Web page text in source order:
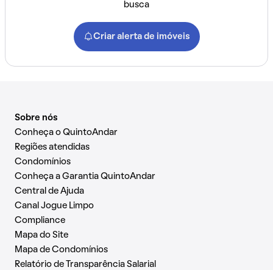
busca
Criar alerta de imóveis
Sobre nós
Conheça o QuintoAndar
Regiões atendidas
Condomínios
Conheça a Garantia QuintoAndar
Central de Ajuda
Canal Jogue Limpo
Compliance
Mapa do Site
Mapa de Condomínios
Relatório de Transparência Salarial